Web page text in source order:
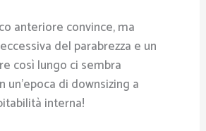
anteriore convince, ma
del parabrezza e un
così lungo ci sembra
un’epoca di downsizing a
interna!